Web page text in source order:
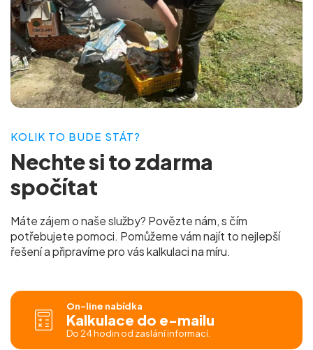
KOLIK TO BUDE STÁT?
Nechte si tozdarma
spočítat
Máte zájem o naše služby? Povězte nám, s čím
potřebujete pomoci. Pomůžeme vám najít to nejlepší
řešení a připravíme pro váskalkulaci na míru.
On-line nabídka
Kalkulace do e-mailu
Do 24 hodin od zaslání informací.